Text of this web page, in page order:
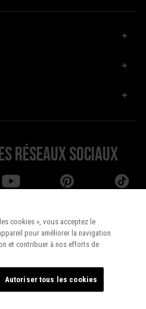
réseaux sociaux
cookies », vous acceptez le
pour améliorer la navigation
et contribuer à nos efforts de
Autoriser tous les cookies